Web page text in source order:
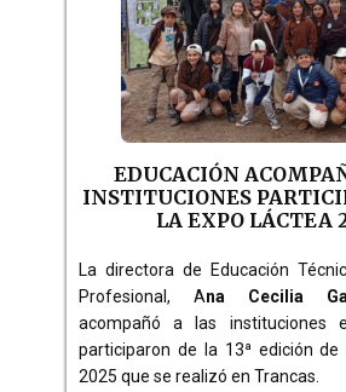
EDUCACIÓN
INSTITUCIONES
LA EXPO LÁCTEA
La directora de ​Educación
Profesional, Ana Cecilia
acompañó a las instituciones
participaron de la 13ª edición de
2025 que se realizó en Trancas.